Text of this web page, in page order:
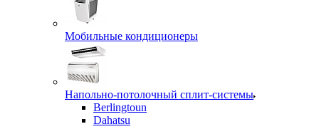
Мобильные кондиционеры
Напольно-потолочный сплит-системы
Berlingtoun
Dahatsu